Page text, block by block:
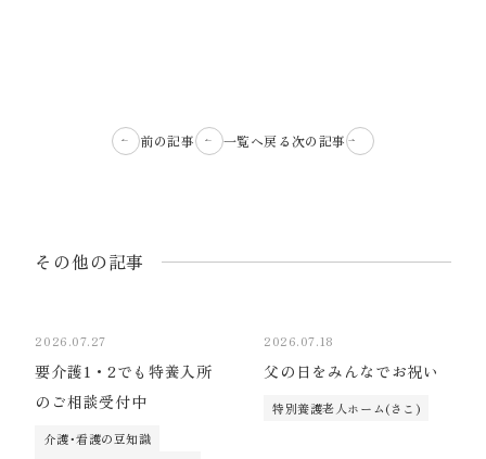
前の記事 一覧へ戻る次の記事
その他の記事
2026.07.27
要介護1・2でも特養入所
のご相談受付中
介護･看護の豆知識
2026.07.18
父の日をみんなでお祝い
特別養護老人ホーム(さこ)